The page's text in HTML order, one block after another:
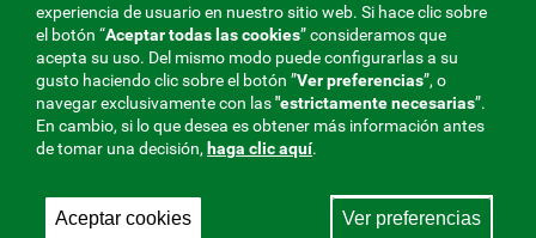
MENÚ
REDES
SOCIALES
V20
Aviso legal|Privacidad
Mutua Colaboradora con la Seguridad Social, 275.
experiencia de usuario en nuestro sitio web. Si hace clic sobre
el botón “Aceptar todas las cookies” consideramos que
acepta su uso. Del mismo modo puede configurarlas a su
gusto haciendo clic sobre el botón ”Ver preferencias”, o
navegar exclusivamente con las"estrictamentenecesarias”.
En cambio, si lo que desea es obtener más información antes
de tomar una decisión, haga clic aquí.
Aceptar cookies Ver preferencias